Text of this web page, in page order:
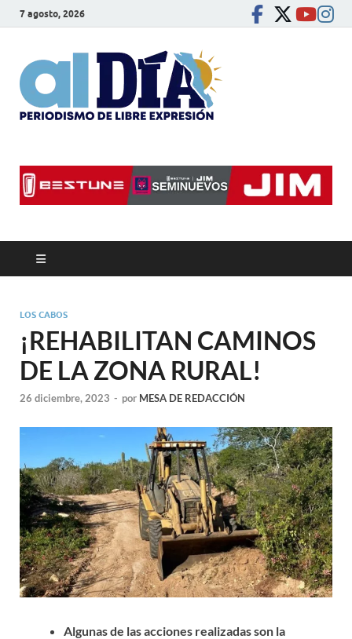
7 agosto, 2026
LOS CABOS
¡REHABILITAN CAMINOS
DE LA ZONA RURAL!
26 diciembre, 2023 - por MESA DE REDACCIÓN
Algunas de las acciones realizadas son la